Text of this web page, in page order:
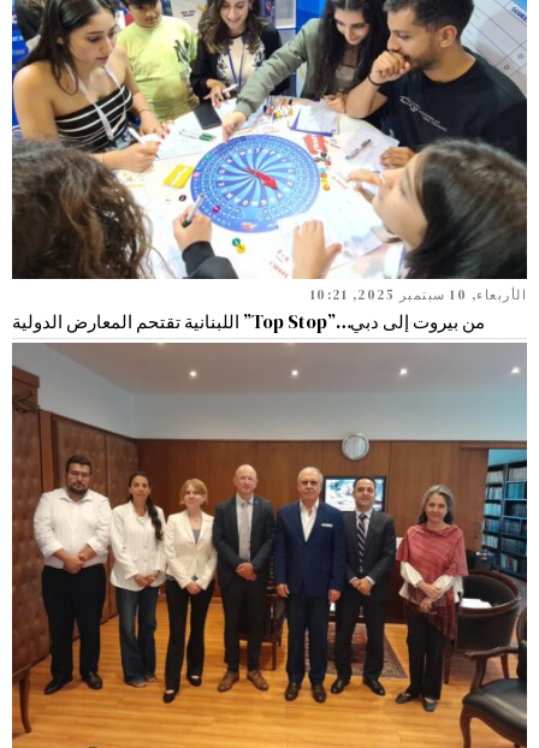
الأربعاء, 10 سبتمبر 2025, 10:21
من بيروت إلى دبي…”Top Stop” اللبنانية تقتحم المعارض الدولية